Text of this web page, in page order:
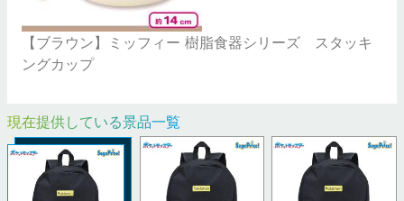
【ブラウン】ミッフィー 樹脂食器シリーズ スタッキ
ングカップ
現在提供している景品一覧